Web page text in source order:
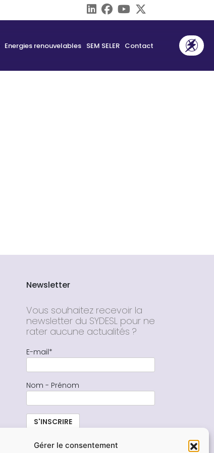
Gérer le consentement
Energies renouvelables SEM SELER Contact
Newsletter
Vous souhaitez recevoir la
newsletter du SYDESL pour ne
rater aucune actualités ?
E-mail*
Nom - Prénom